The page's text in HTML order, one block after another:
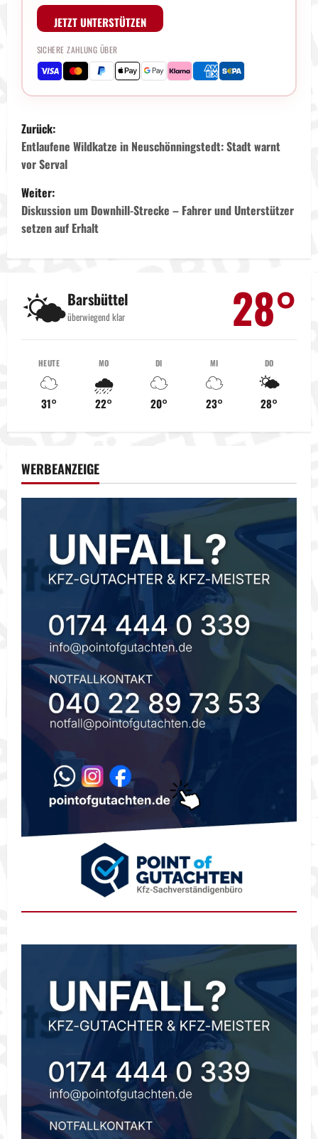
JETZT UNTERSTÜTZEN
SICHERE ZAHLUNG ÜBER
B
e
i
t
r
g
g
i
o
Zurück:
Entlaufene Wildkatze in Neuschönningstedt: Stadt warnt
vor Serval
Weiter:
Diskussion um Downhill-Strecke – Fahrer und Unterstützer
setzen auf Erhalt
🌤️Barsbüttel
überwiegend klar 28°
HEUTE
☁️
31°
MO
🌧️
22°
DI
☁️
20°
MI
☁️
23°
DO
🌤️
28°
WERBEANZEIGE